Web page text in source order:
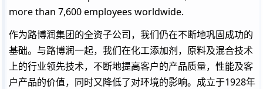
more than 7,600 employees worldwide.
作为路博润集团的全资子公司，我们仍在不断地巩固成功的
基础。与路博润一起，我们在化工添加剂，原料及混合技术
上的行业领先技术，不断地提高客户的产品质量，性能及客
户产品的价值，同时又降低了对环境的影响。成立于1928年